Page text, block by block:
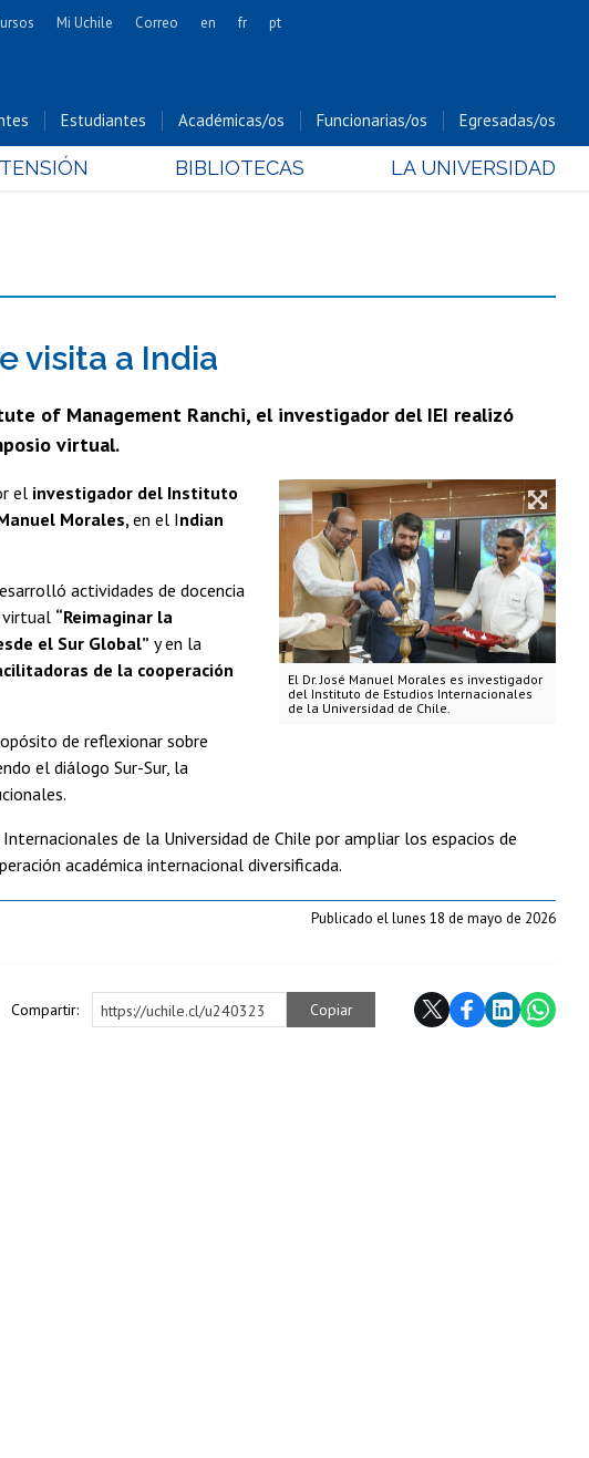
Cs. Forestales y Conservación
Cs. Sociales
Educación
Estudios Internacionales
de
Hospital Clínico
Mi Uchile Correo en fr pt
Estudiantes Académicas/os Funcionarias/os Egresadas/os
BIBLIOTECAS LA UNIVERSIDAD
visita a India
of Management Ranchi, el investigador del IEI realizó
virtual.
El Dr. José Manuel Morales es investigador
del Instituto de Estudios Internacionales
de la Universidad de Chile.
el investigador del Instituto
Morales, en el Indian
actividades de docencia
virtual “Reimaginar la
el Sur Global” y en la
de la cooperación
de reflexionar sobre
el diálogo Sur-Sur, la
de la Universidad de Chile por ampliar los espacios de
académica internacional diversificada.
Publicado el lunes 18 de mayo de 2026
Compartir: https://uchile.cl/u240323 Copiar